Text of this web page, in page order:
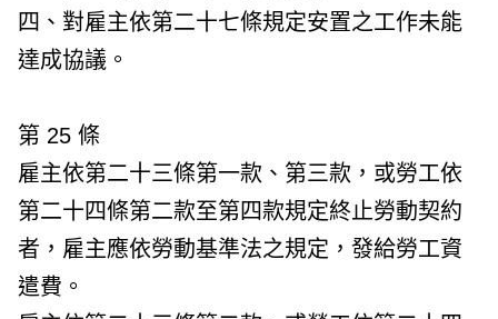
四、對雇主依第二十七條規定安置之工作未能
達成協議。
第 25 條
雇主依第二十三條第一款、第三款，或勞工依
第二十四條第二款至第四款規定終止勞動契約
者，雇主應依勞動基準法之規定，發給勞工資
遣費。